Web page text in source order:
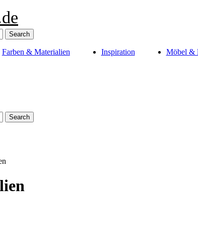
Search
Farben & Materialien Inspiration Möbel &
Search